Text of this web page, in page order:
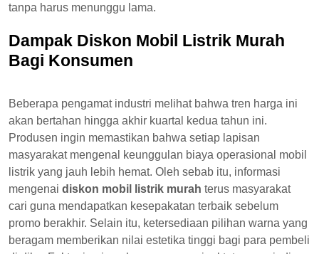
tanpa harus menunggu lama.
Dampak Diskon Mobil Listrik Murah
Bagi Konsumen
Beberapa pengamat industri melihat bahwa tren harga ini
akan bertahan hingga akhir kuartal kedua tahun ini.
Produsen ingin memastikan bahwa setiap lapisan
masyarakat mengenal keunggulan biaya operasional mobil
listrik yang jauh lebih hemat. Oleh sebab itu, informasi
mengenai diskon mobil listrik murah terus masyarakat
cari guna mendapatkan kesepakatan terbaik sebelum
promo berakhir. Selain itu, ketersediaan pilihan warna yang
beragam memberikan nilai estetika tinggi bagi para pembeli